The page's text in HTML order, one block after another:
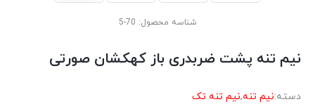
شناسه محصول: 70-5
نیم تنه پشت ضربدری باز کهکشان صورتی
دسته:نیم تنه,نیم تنه تک